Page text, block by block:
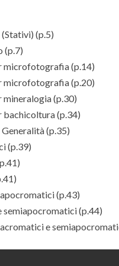
(p.5)
(p.7)
microfotografia(p.14)
microfotografia(p.20)
mineralogia(p.30)
bachicoltura(p.34)
(p.35)
(p.39)
(p.43)
(p.44)
e